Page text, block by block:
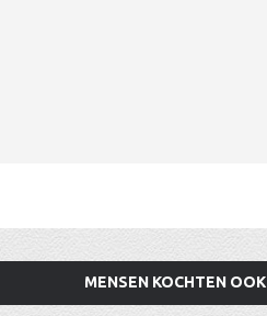
MENSEN KOCHTEN OOK